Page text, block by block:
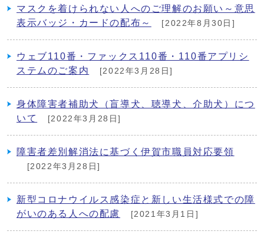
マスクを着けられない人へのご理解のお願い～意思
表示バッジ・カードの配布～
[2022年8月30日]
ウェブ110番・ファックス110番・110番アプリシ
ステムのご案内
[2022年3月28日]
身体障害者補助犬（盲導犬、聴導犬、介助犬）につ
いて
[2022年3月28日]
障害者差別解消法に基づく伊賀市職員対応要領
[2022年3月28日]
新型コロナウイルス感染症と新しい生活様式での障
がいのある人への配慮
[2021年3月1日]